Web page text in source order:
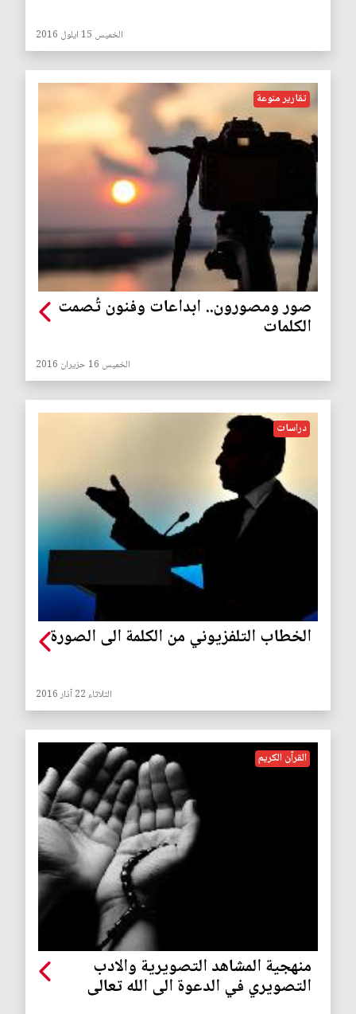
الخميس 15 ايلول 2016
تقارير منوعة
صور ومصورون.. ابداعات وفنون تُصمت
الكلمات
الخميس 16 حزيران 2016
دراسات
الخطاب التلفزيوني من الكلمة الى الصورة
الثلاثاء 22 آذار 2016
القرآن الكريم
منهجية المشاهد التصويرية والادب
التصويري في الدعوة الى الله تعالى